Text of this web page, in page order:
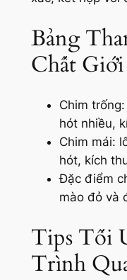
Bảng
Chất
Chim
hót nhiều,
Chim mái:
hót, kích
Đặc điểm
mào đỏ và
Tips Tối
Trình